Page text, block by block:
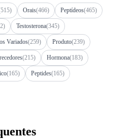
Orais(466) Peptídeos(465)
Testosterona(345)
Variados(259) Produto(239)
(215) Hormona(183)
(165) Peptides(165)